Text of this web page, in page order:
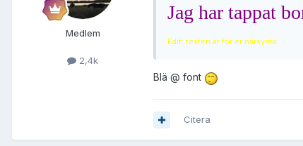
Medlem
2,4k
Jag har tappat
Edit: texten är för er närsynta.
Blä @ font
Citera